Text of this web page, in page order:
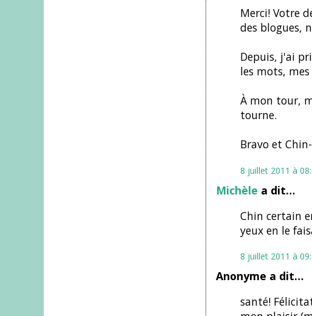
Merci! Votre
des blogues,
Depuis, j'ai
les mots,
À mon tour,
tourne.
Bravo et
8 juillet 2011 à
Michèle a dit…
Chin certain
yeux en le
8 juillet 2011 à
Anonyme a dit…
santé!